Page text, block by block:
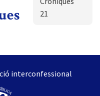
21
interconfessional